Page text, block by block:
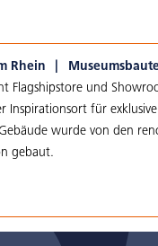
Rhein
Flagshipstore und
Inspirationsort für
wurde von den
gebaut.